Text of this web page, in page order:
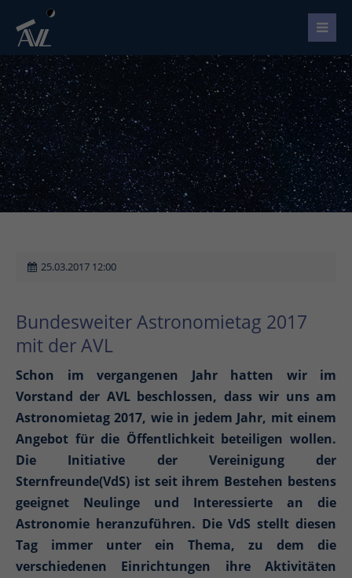
25.03.2017 12:00
Bundesweiter Astronomietag 2017
mit der AVL
Schon im vergangenen Jahr hatten wir im
Vorstand der AVL beschlossen, dass wir uns am
Astronomietag 2017, wie in jedem Jahr, mit einem
Angebot für die Öffentlichkeit beteiligen wollen.
Die Initiative der Vereinigung der
Sternfreunde(VdS) ist seit ihrem Bestehen bestens
geeignet Neulinge und Interessierte an die
Astronomie heranzuführen. Die VdS stellt diesen
Tag immer unter ein Thema, zu dem die
verschiedenen Einrichtungen ihre Aktivitäten